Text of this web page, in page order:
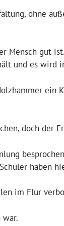
ohne
Mensch gut
und es wird
ein
doch der
haben
im Flur